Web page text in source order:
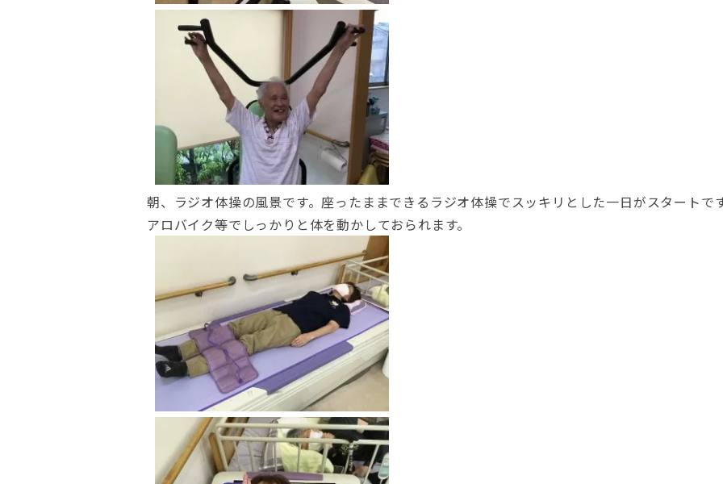
朝、ラジオ体操の風景です。座ったままできるラジオ体操でスッキリとした一日がスタートで
アロバイク等でしっかりと体を動かしておられます。